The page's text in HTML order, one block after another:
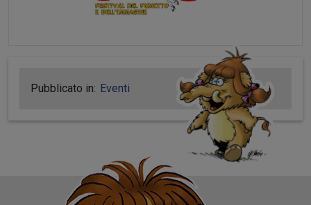
Pubblicato in: Eventi